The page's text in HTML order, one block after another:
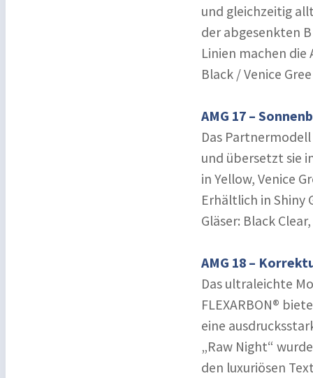
und gleichzeitig
der abgesenkten
Linien machen
Black / Venice
AMG 17 –
Das
und übersetzt sie
in Yellow, Venice
Erhältlich in Shiny
Gläser: Black
AMG 18 –
Das ultraleichte
FLEXARBON®
eine
„Raw Night“
den luxuriösen